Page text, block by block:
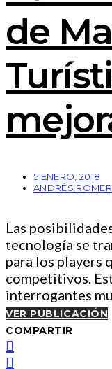
de
5 ENERO, 2018
ANDRÉS
Las
tecnología se
para los players
competitivos.
interrogantes
VER PUBLICACIÓN
COMPARTIR